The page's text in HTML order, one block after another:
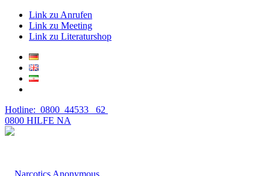
Link zu Anrufen
Link zu Meeting
Link zu Literaturshop
Hotline: 0800 44533 62
0800 HILFE NA